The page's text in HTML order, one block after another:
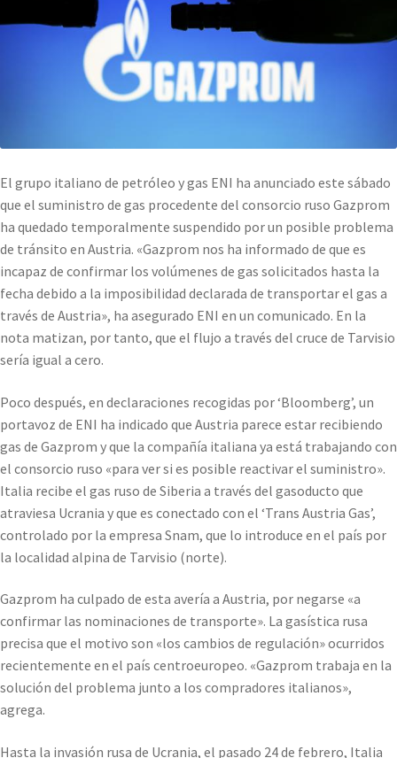
El grupo italiano de petróleo y gas ENI ha anunciado este sábado
que el suministro de gas procedente del consorcio ruso Gazprom
ha quedado temporalmente suspendido por un posible problema
de tránsito en Austria. «Gazprom nos ha informado de que es
incapaz de confirmar los volúmenes de gas solicitados hasta la
fecha debido a la imposibilidad declarada de transportar el gas a
través de Austria», ha asegurado ENI en un comunicado. En la
nota matizan, por tanto, que el flujo a través del cruce de Tarvisio
sería igual a cero.
Poco después, en declaraciones recogidas por ‘Bloomberg’, un
portavoz de ENI ha indicado que Austria parece estar recibiendo
gas de Gazprom y que la compañía italiana ya está trabajando con
el consorcio ruso «para ver si es posible reactivar el suministro».
Italia recibe el gas ruso de Siberia a través del gasoducto que
atraviesa Ucrania y que es conectado con el ‘Trans Austria Gas’,
controlado por la empresa Snam, que lo introduce en el país por
la localidad alpina de Tarvisio (norte).
Gazprom ha culpado de esta avería a Austria, por negarse «a
confirmar las nominaciones de transporte». La gasística rusa
precisa que el motivo son «los cambios de regulación» ocurridos
recientemente en el país centroeuropeo. «Gazprom trabaja en la
solución del problema junto a los compradores italianos»,
agrega.
Hasta la invasión rusa de Ucrania, el pasado 24 de febrero, Italia